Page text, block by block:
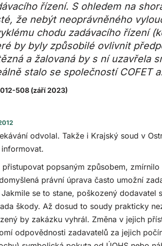
řízení. S ohledem na
že nebýt neoprávněného
chodu zadávacího řízení
by byly způsobilé ovlivnit
a žalovaná by s ní uzavřela
stalo se společností COFET
508 (září 2023)
odvolal. Takže i Krajský soud v
popsaným způsobem,
právní úprava často umožní
se to stane, poškozený dodavatel
škody. Až dosud to soudy prakticky
by zakázku vyhrál. Změna v jejich
odpovědnosti zadavatelů za jejich